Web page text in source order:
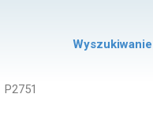
Wyszukiwanie
P2751